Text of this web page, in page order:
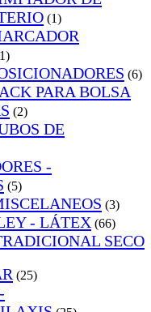
(1)
(6)
PARA BOLSA
(2)
DE
-
(5)
(3)
- LÁTEX (66)
SECO
(25)